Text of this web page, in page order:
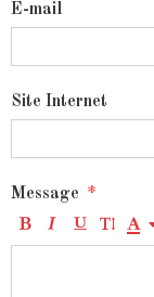
E-mail
Site Internet
Message